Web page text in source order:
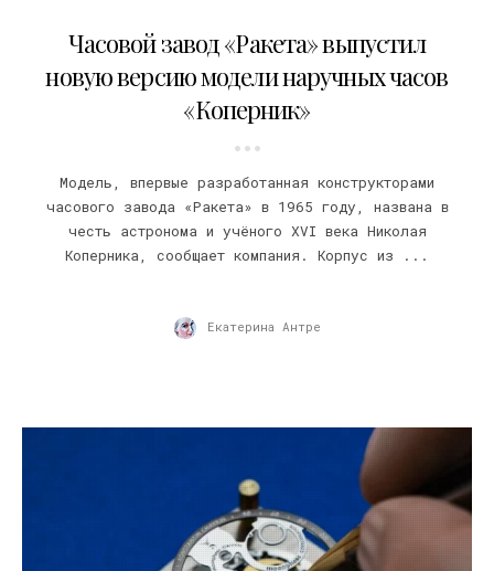
Часовой завод «Ракета» выпустил
новую версию модели наручных часов
«Коперник»
Модель, впервые разработанная конструкторами
часового завода «Ракета» в 1965 году, названа в
честь астронома и учёного XVI века Николая
Коперника, сообщает компания. Корпус из ...
Екатерина Антре